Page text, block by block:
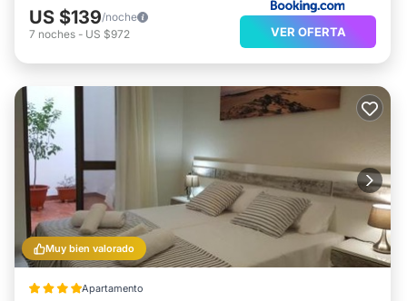
US $139/noche
7 noches - US $972 VER OFERTA
Muy bien valorado
Apartamento